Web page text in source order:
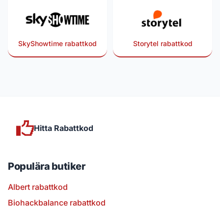
SkyShowtime rabattkod Storytel rabattkod
Hitta Rabattkod
Populära butiker
Albert rabattkod
Biohackbalance rabattkod